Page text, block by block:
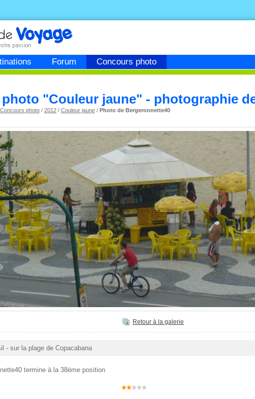
Forum Concours photo
"Couleur jaune" - photographie
Concours photo/ 2012/ Couleur jaune/ Photo de Bergeronnette40
Retour à la galerie
- sur la plage de Copacabana
termine à la 38ème position